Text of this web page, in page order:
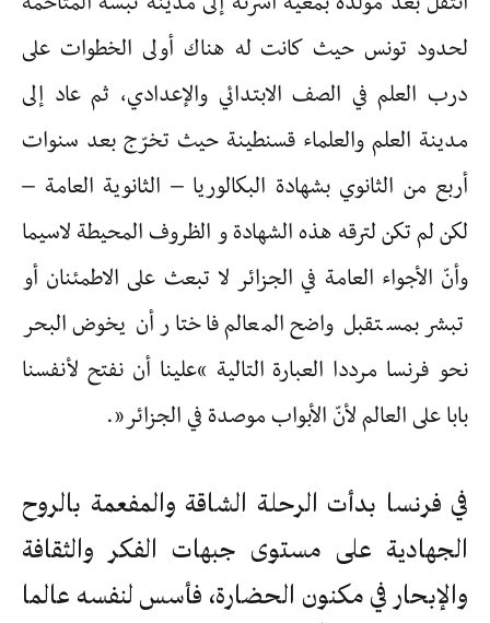
لحدود تونس حيث كانت له هناك أولى الخطوات على
درب العلم في الصف الابتدائي والإعدادي، ثم عاد إلى
مدينة العلم والعلماء قسنطينة حيث تخرّج بعد سنوات
أربع من الثانوي بشهادة البكالوريا – الثانوية العامة –
لكن لم تكن لترقه هذه الشهادة و الظروف المحيطة لاسيما
وأنّ الأجواء العامة في الجزائر لا تبعث على الاطمئنان أو
تبشر بمستقبل واضح المعالم فاختار أن يخوض البحر
نحو فرنسا مرددا العبارة التالية “علينا أن نفتح لأنفسنا
بابا على العالم لأنّ الأبواب موصدة في الجزائر”.
في فرنسا بدأت الرحلة الشاقة والمفعمة بالروح
الجهادية على مستوى جبهات الفكر والثقافة
والإبحار في مكنون الحضارة، فأسس لنفسه عالما